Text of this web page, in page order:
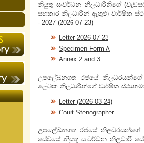
නියුතු සංවර්ධන නිලධාරීනිගේ
සහකාර නිලධාරීන් ඇතුළු) වාර්ෂික
- 2027 (2026-07-23)
Letter 2026-07-23
Specimen Form A
Annex 2 and 3
උපලේඛනගත රජයේ
ලේඛක නිලධාරීන්ගේ වාර්ෂික
Letter (2026-03-24)
Court Stenographer
උපලේඛනගත රජයේ
සේවයේ නියුතු සංවර්ධන නිලධාරී